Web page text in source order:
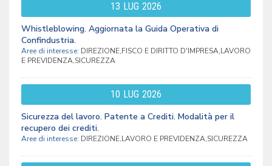
13 LUG 2026
Whistleblowing. Aggiornata la Guida Operativa di
Confindustria.
Aree di interesse: DIREZIONE,FISCO E DIRITTO D'IMPRESA,LAVORO
E PREVIDENZA,SICUREZZA
10 LUG 2026
Sicurezza del lavoro. Patente a Crediti. Modalità per il
recupero dei crediti.
Aree di interesse: DIREZIONE,LAVORO E PREVIDENZA,SICUREZZA